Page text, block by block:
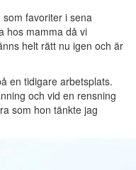
favoriter i sena
hos mamma då vi
helt rätt nu igen och är
en tidigare arbetsplats.
och vid en rensning
som hon tänkte jag